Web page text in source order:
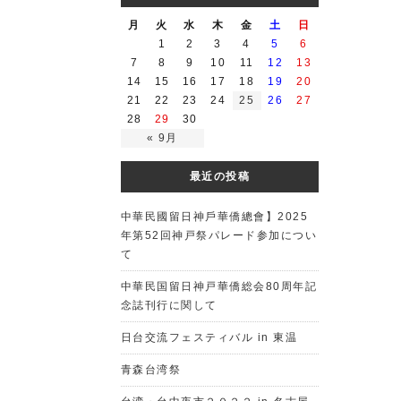
月 火 水 木 金 土 日
« 9月
1 2 3 4 5
6
7
8 9 10 11 12
13
14
15 16 17 18 19
20
21
22 23 24 25 26
27
28
29 30
最近の投稿
中華民國留日神戶華僑總會】2025
年第52回神戸祭パレード参加につい
て
中華民国留日神戸華僑総会80周年記
念誌刊行に関して
日台交流フェスティバル in 東温
青森台湾祭